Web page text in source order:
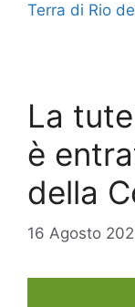
Terra di Rio
La
è
della
16 Agosto